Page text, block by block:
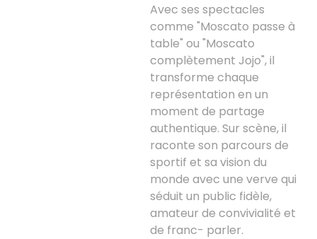
Avec ses spectacles
comme "Moscato passe à
table" ou "Moscato
complètement Jojo", il
transforme chaque
représentation en un
moment de partage
authentique. Sur scène, il
raconte son parcours de
sportif et sa vision du
monde avec une verve qui
séduit un public fidèle,
amateur de convivialité et
de franc- parler.